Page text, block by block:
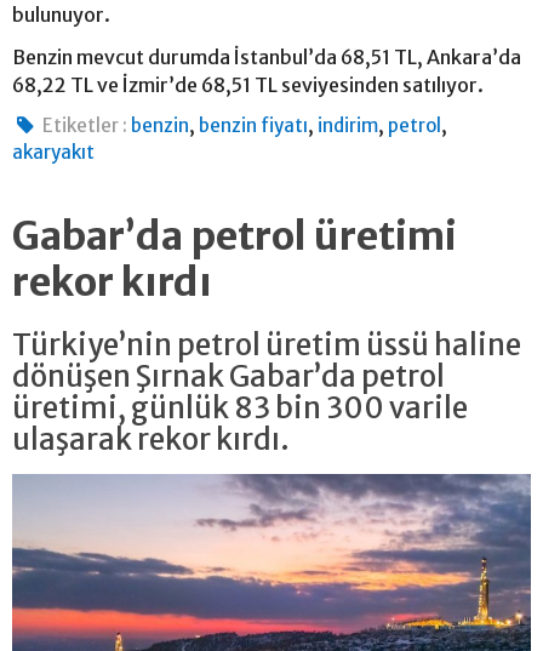
bulunuyor.
Benzin mevcut durumda İstanbul’da 68,51 TL, Ankara’da
68,22 TL ve İzmir’de 68,51 TL seviyesinden satılıyor.
Etiketler : benzin, benzin fiyatı, indirim, petrol ,
akaryakıt
Gabar’da petrol üretimi
rekor kırdı
Türkiye’nin petrol üretim üssü haline
dönüşen Şırnak Gabar’da petrol
üretimi, günlük 83 bin 300 varile
ulaşarak rekor kırdı.